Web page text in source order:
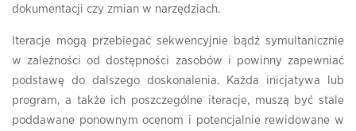
dokumentacji czy zmian w narzędziach.
Iteracje mogą przebiegać sekwencyjnie bądź symultanicznie
w zależności od dostępności zasobów i powinny zapewniać
podstawę do dalszego doskonalenia. Każda inicjatywa lub
program, a także ich poszczególne iteracje, muszą być stale
poddawane ponownym ocenom i potencjalnie rewidowane w